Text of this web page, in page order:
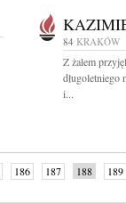
84 KRAKÓW
Z żalem
długoletniego
i...
186 187 188 189